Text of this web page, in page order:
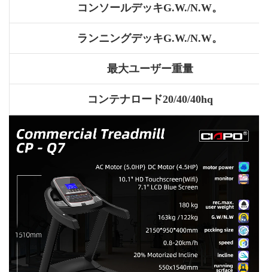
コンソールデッキG.W./N.W。
ランニングデッキG.W./N.W。
最大ユーザー重量
コンテナロード20/40/40hq